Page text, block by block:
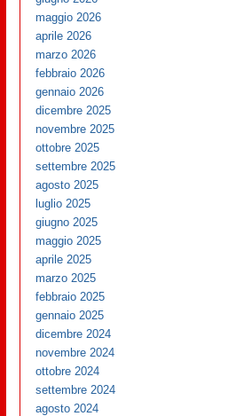
maggio 2026
aprile 2026
marzo 2026
febbraio 2026
gennaio 2026
dicembre 2025
novembre 2025
ottobre 2025
settembre 2025
agosto 2025
luglio 2025
giugno 2025
maggio 2025
aprile 2025
marzo 2025
febbraio 2025
gennaio 2025
dicembre 2024
novembre 2024
ottobre 2024
settembre 2024
agosto 2024